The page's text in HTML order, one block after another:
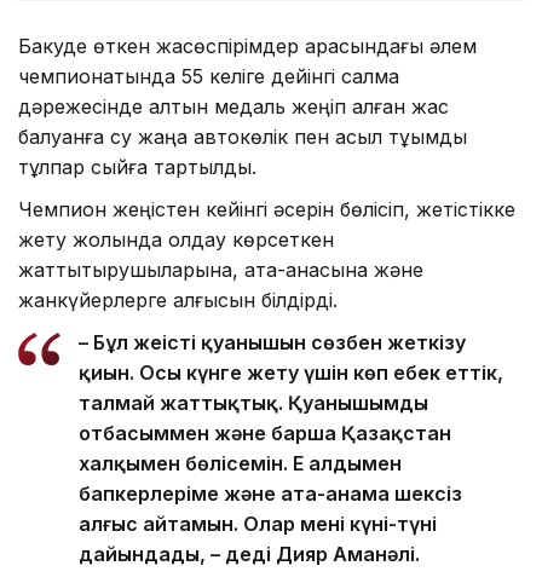
Бакуде өткен жасөспірімдер арасындағы әлем
чемпионатында 55 келіге дейінгі салмақ
дәрежесінде алтын медаль жеңіп алған жас
балуанға су жаңа автокөлік пен асыл тұқымды
тұлпар сыйға тартылды.
Чемпион жеңістен кейінгі әсерін бөлісіп, жетістікке
жету жолында қолдау көрсеткен
жаттықтырушыларына, ата-анасына және
жанкүйерлерге алғысын білдірді.
– Бұл жеңістің қуанышын сөзбен жеткізу
қиын. Осы күнге жету үшін көп еңбек еттік,
талмай жаттықтық. Қуанышымды
отбасыммен және барша Қазақстан
халқымен бөлісемін. Ең алдымен
бапкерлеріме және ата-анама шексіз
алғыс айтамын. Олар мені күні-түні
дайындады, – деді Дияр Аманәлі.